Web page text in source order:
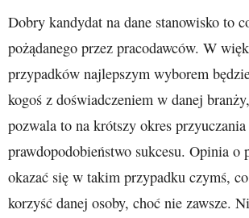
Dobry kandydat na dane stanowisko to
pożądanego przez pracodawców. W
przypadków najlepszym wyborem
kogoś z doświadczeniem w danej
pozwala to na krótszy okres
prawdopodobieństwo sukcesu. Opinia o
okazać się w takim przypadku czymś,
korzyść danej osoby, choć nie zawsze.